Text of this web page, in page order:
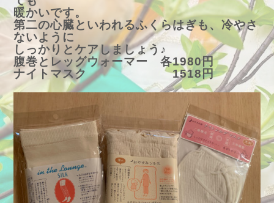
暖かいです。
第二の心臓といわれるふくらはぎも、冷やさ
ないように
しっかりとケアしましょう♪
腹巻とレッグウォーマー 各1980円
ナイトマスク 1518円